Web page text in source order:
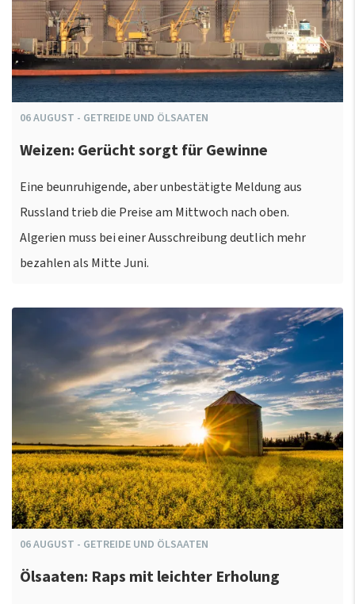
06AUGUST - GETREIDE UND ÖLSAATEN
Weizen: Gerücht sorgt für Gewinne
Eine beunruhigende, aber unbestätigte Meldung aus
Russland trieb die Preise am Mittwoch nach oben.
Algerien muss bei einer Ausschreibung deutlich mehr
bezahlen als Mitte Juni.
06AUGUST - GETREIDE UND ÖLSAATEN
Ölsaaten: Raps mit leichter Erholung